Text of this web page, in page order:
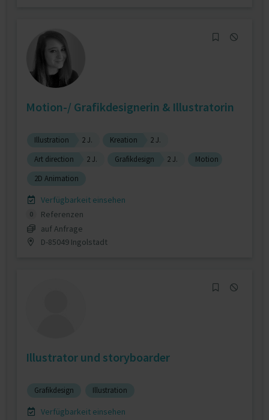
Motion-/ Grafikdesignerin & Illustratorin
Illustration 2 J. Kreation
2 J.
Art direction
2 J. Grafikdesign 2 J.
Motion
2D Animation
Verfügbarkeit einsehen
0
Referenzen
auf Anfrage
D-85049 Ingolstadt
Illustrator und storyboarder
Grafikdesign Illustration
Verfügbarkeit einsehen